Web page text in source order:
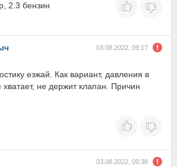
2.3 бензин
03.08.2022, 09:17
езжай. Как вариант, давления в
не держит клапан. Причин
03.08.2022, 09:38